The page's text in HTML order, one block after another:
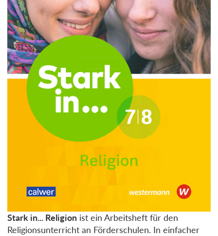
Stark in... Religion ist ein Arbeitsheft für den
Religionsunterricht an Förderschulen. In einfacher